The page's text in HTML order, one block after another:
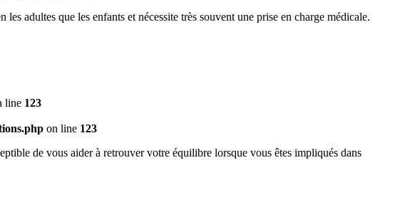
adultes que les enfants et nécessite très souvent une prise en charge médicale.
line 123
on line 123
de vous aider à retrouver votre équilibre lorsque vous êtes impliqués dans